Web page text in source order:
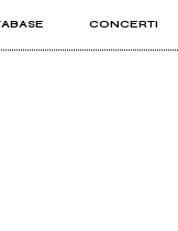
CONCERTI
PRO